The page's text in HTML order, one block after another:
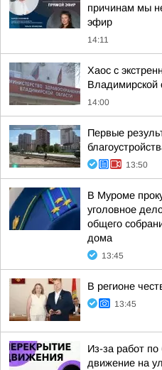
причинам мы
эфир
14:11
Хаос с
Владимирской
14:00
Первые
13:50
В Муроме
уголовное
общего
дома
13:45
В регионе
13:45
Из-за работ по
движение на